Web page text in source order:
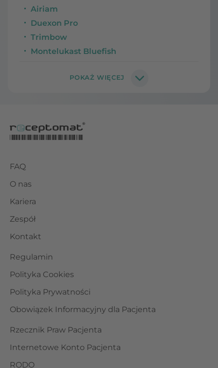
Airiam
Duexon Pro
Trimbow
Montelukast Bluefish
FAQ
O nas
Kariera
Zespół
Kontakt
Regulamin
Polityka Cookies
Polityka Prywatności
Obowiązek Informacyjny dla Pacjenta
Rzecznik Praw Pacjenta
Internetowe Konto Pacjenta
RODO